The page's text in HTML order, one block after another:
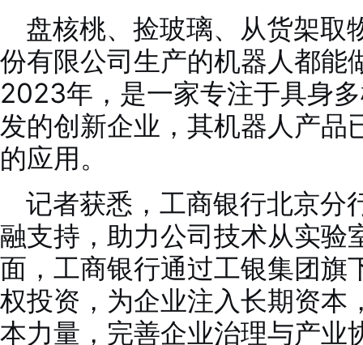
盘核桃、捡玻璃、从货架取
份有限公司生产的机器人都能
2023年，是一家专注于具身
发的创新企业，其机器人产品
的应用。
记者获悉，工商银行北京分
融支持，助力公司技术从实验
面，工商银行通过工银集团旗
权投资，为企业注入长期资本
本力量，完善企业治理与产业